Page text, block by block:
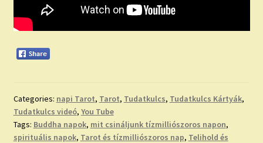
Categories: napi Tarot, Tarot, Tudatkulcs, Tudatkulcs Kártyák,
Tudatkulcs videó, You Tube
Tags: Buddha napok, mit csináljunk tízmilliószoros napon,
spirituális napok, Tarot és tízmilliószoros nap, Telihold és